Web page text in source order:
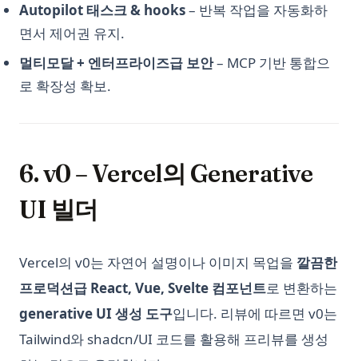
ipykernel: Install, Configure, and Manage Jupyter Python
Kernels
ipykernel: Jupyter Notebook을 위한 Python 커널 완벽 가이드
nn.Linear in PyTorch: Shapes, Bias, and Examples
python-zip
​.ipynb를 HTML로 쉽게 변환하는 방법
데이터 분석에서 파이썬의 T-검정과 P-값
교
초보자를 위한 Python 스크립트 실행 방법
Autopilot 태스크 & hooks– 반복 작업을 자동화하
면서 제어권 유지.
멀티모달 + 엔터프라이즈급 보안– MCP 기반 통합으
로 확장성 확보.
6. v0 – Vercel의 Generative
UI 빌더
Vercel의 v0는 자연어 설명이나 이미지 목업을 깔끔한
프로덕션급 React, Vue, Svelte 컴포넌트로 변환하는
generative UI 생성 도구입니다. 리뷰에 따르면 v0는
Tailwind와 shadcn/UI 코드를 활용해 프리뷰를 생성